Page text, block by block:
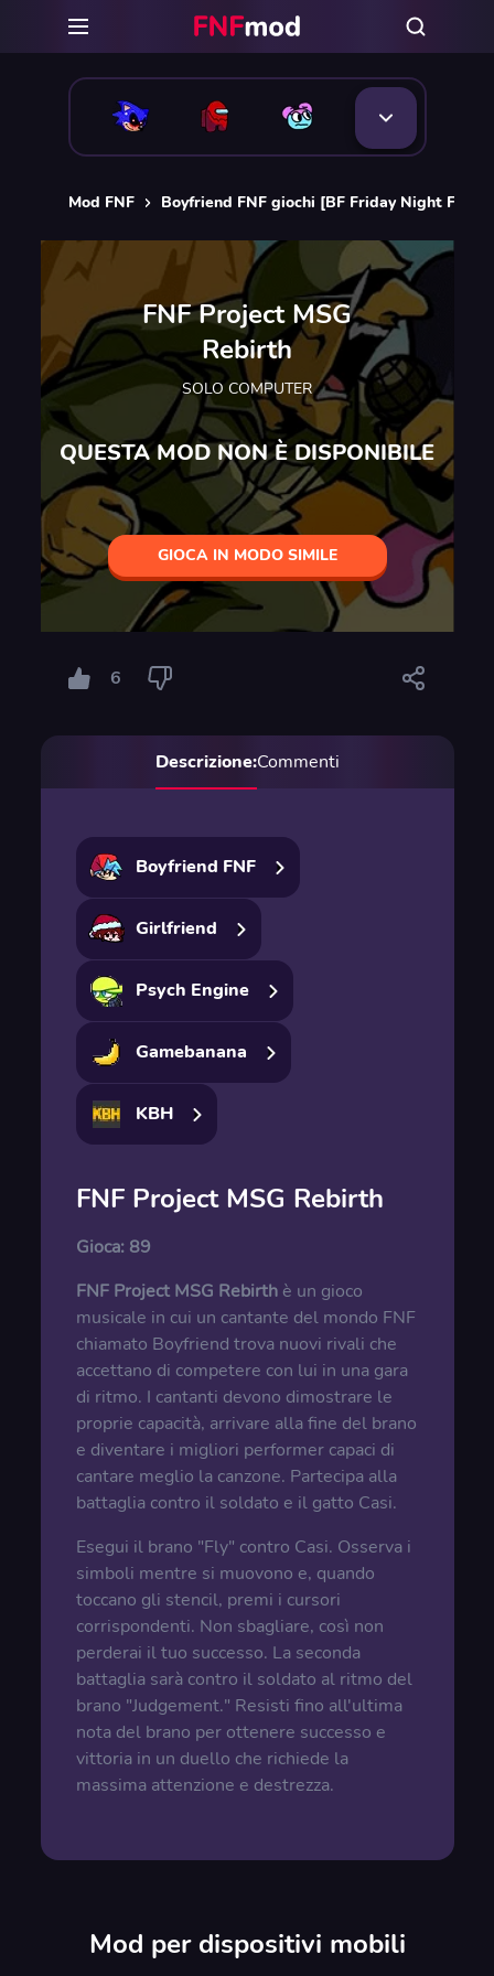
Mod FNF Boyfriend FNF giochi [BF Friday Night
FNF Project MSG
Rebirth
SOLO COMPUTER
QUESTA MOD NON È DISPONIBILE
GIOCA IN MODO SIMILE
6
Descrizione:Commenti
Boyfriend FNF
Girlfriend
Psych Engine
Gamebanana
KBH
FNF Project MSG Rebirth
Gioca: 89
FNF Project MSG Rebirthè un gioco
musicale in cui un cantante del mondo FNF
chiamato Boyfriend trova nuovi rivali che
accettano di competere con lui in una gara
di ritmo. I cantanti devono dimostrare le
proprie capacità, arrivare alla fine del brano
e diventare i migliori performer capaci di
cantare meglio la canzone. Partecipa alla
battaglia contro il soldato e il gatto Casi.
Esegui il brano "Fly" contro Casi. Osserva i
simboli mentre si muovono e, quando
toccano gli stencil, premi i cursori
corrispondenti. Non sbagliare, così non
perderai il tuo successo. La seconda
battaglia sarà contro il soldato al ritmo del
brano "Judgement." Resisti fino all'ultima
nota del brano per ottenere successo e
vittoria in un duello che richiede la
massima attenzione e destrezza.
Mod per dispositivi mobili